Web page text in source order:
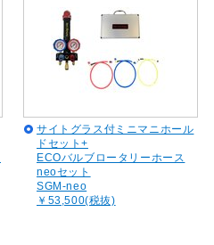
サイトグラス付ミニマニホール
ドセット+
ECOバルブロータリーホース
neoセット
SGM-neo
￥53,500(税抜)